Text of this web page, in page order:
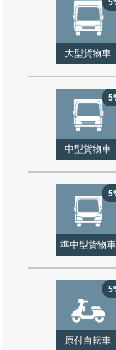
大型貨物車
中型貨物車
準中型貨物車
原付自転車